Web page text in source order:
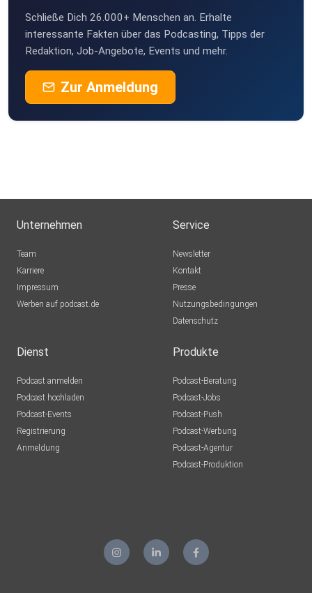
Schließe Dich 26.000+ Menschen an. Erhalte
interessante Fakten über das Podcasting, Tipps der
Redaktion, Job-Angebote, Events und mehr.
Zur Anmeldung
Unternehmen
Team
Karriere
Impressum
Werben auf podcast.de
Service
Newsletter
Kontakt
Presse
Nutzungsbedingungen
Datenschutz
Dienst
Podcast anmelden
Podcast hochladen
Podcast-Events
Registrierung
Anmeldung
Produkte
Podcast-Beratung
Podcast-Jobs
Podcast-Push
Podcast-Werbung
Podcast-Agentur
Podcast-Produktion